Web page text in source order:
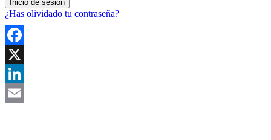
¿Has olividado tu contraseña?
Facebook
X
LinkedIn